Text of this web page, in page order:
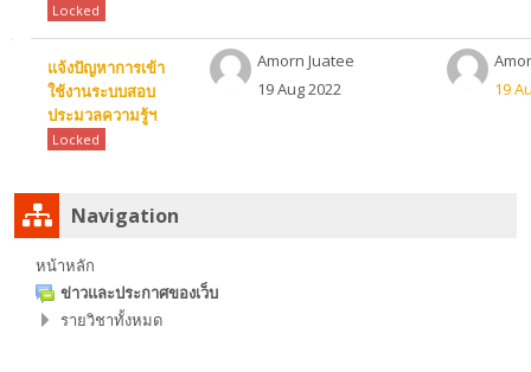
Locked
แจ้งปัญหาการเข้า
ใช้งานระบบสอบ
ประมวลความรู้ฯ
Locked
Amorn Juatee
19 Aug 2022
19
ข้าม
Navigation
Navigation
หน้าหลัก
ข่าวและประกาศของเว็บ
รายวิชาทั้งหมด